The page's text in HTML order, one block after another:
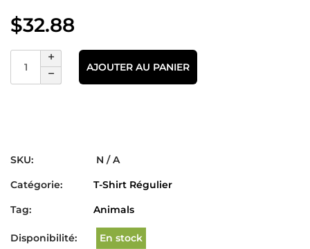
$32.88
AJOUTER AU PANIER
SKU:
N / A
Catégorie:
T-Shirt Régulier
Tag:
Animals
Disponibilité: En stock